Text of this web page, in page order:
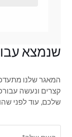
שנמצא
המאגר שלנו
קצרים ונעשה
שלכם, עוד לפני